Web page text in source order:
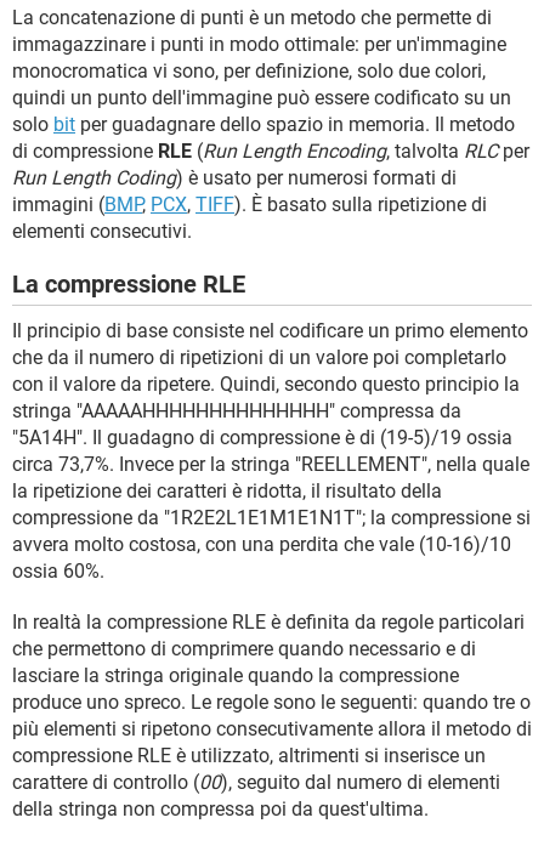
FACEBOOK
HARDWARE
La concatenazione di punti è un metodo che permette di
immagazzinare i punti in modo ottimale: per un'immagine
monocromatica vi sono, per definizione, solo due colori,
quindi un punto dell'immagine può essere codificato su un
solo bit per guadagnare dello spazio in memoria. Il metodo
di compressione RLE (Run Length Encoding, talvolta RLCper
Run Length Coding) è usato per numerosi formati di
immagini (BMP, PCX, TIFF). È basato sulla ripetizione di
elementi consecutivi.
La compressione RLE
Il principio di base consiste nel codificare un primo elemento
che da il numero di ripetizioni di un valore poi completarlo
con il valore da ripetere. Quindi, secondo questo principio la
stringa "AAAAAHHHHHHHHHHHHHH" compressa da
"5A14H". Il guadagno di compressione è di (19-5)/19 ossia
circa 73,7%. Invece per la stringa "REELLEMENT", nella quale
la ripetizione dei caratteri è ridotta, il risultato della
compressione da "1R2E2L1E1M1E1N1T"; la compressione si
avvera molto costosa, con una perdita che vale (10-16)/10
ossia 60%.
In realtà la compressione RLE è definita da regole particolari
che permettono di comprimere quando necessario e di
lasciare la stringa originale quando la compressione
produce uno spreco. Le regole sono le seguenti: quando tre o
più elementi si ripetono consecutivamente allora il metodo di
compressione RLE è utilizzato, altrimenti si inserisce un
carattere di controllo (00), seguito dal numero di elementi
della stringa non compressa poi da quest'ultima.